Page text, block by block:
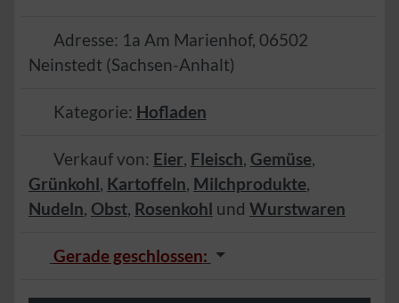
Adresse: 1a Am Marienhof, 06502
Neinstedt (Sachsen-Anhalt)
Kategorie: Hofladen
Verkauf von: Eier, Fleisch, Gemüse,
Grünkohl, Kartoffeln, Milchprodukte,
Nudeln, Obst, Rosenkohl und Wurstwaren
Gerade geschlossen: